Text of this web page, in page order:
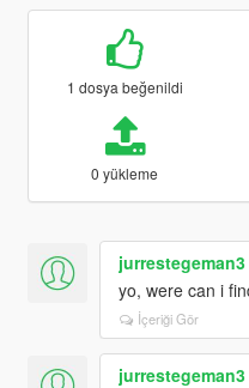
1 dosya beğenildi
0 yükleme
jurrestegeman3
yo, were can i
İçeriği Gör
jurrestegeman3